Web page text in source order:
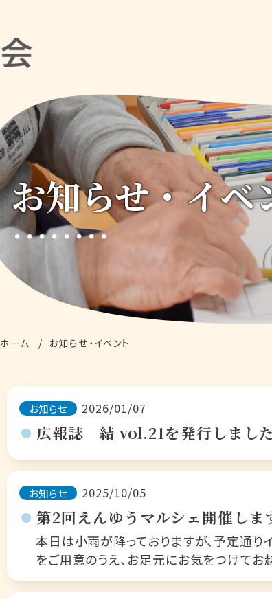
お知らせ・イベ
ホーム お知らせ・イベント
お知らせ 2026/01/07
広報誌 結 vol.21を発行しました
お知らせ 2025/10/05
第2回えんゆうマルシェ開催しま
本日は小雨が降っておりますが、予定通り
をご用意のうえ、お足元にお気をつけてお